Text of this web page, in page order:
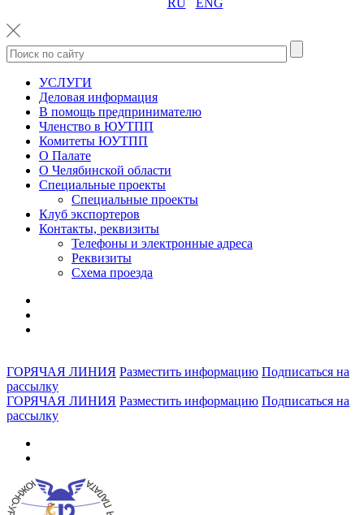
RU ENG
УСЛУГИ
Деловая информация
В помощь предпринимателю
Членство в ЮУТПП
Комитеты ЮУТПП
О Палате
О Челябинской области
Специальные проекты
Специальные проекты
Клуб экспортеров
Контакты, реквизиты
Телефоны и электронные адреса
Реквизиты
Схема проезда
ГОРЯЧАЯ ЛИНИЯ Разместить информацию Подписаться на
рассылку
ГОРЯЧАЯ ЛИНИЯ Разместить информацию Подписаться на
рассылку